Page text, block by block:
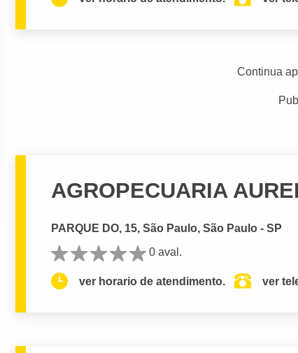
Continua
AGROPECUARIA
PARQUE DO, 15, São Paulo, São Paulo - SP
0 aval.
ver horario de atendimento. ver